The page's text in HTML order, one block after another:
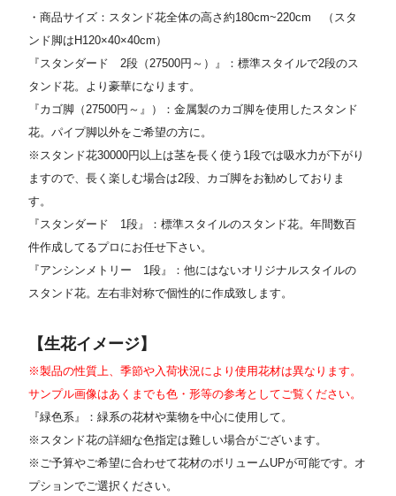
・商品サイズ：スタンド花全体の高さ約180cm~220cm
（スタ
ンド脚はH120×40×40cm）
『スタンダード 2段（27500円～）』：標準スタイルで2段のス
タンド花。より豪華になります。
『カゴ脚（27500円～』）：金属製のカゴ脚を使用したスタンド
花。パイプ脚以外をご希望の方に。
※スタンド花30000円以上は茎を長く使う1段では吸水力が下がり
ますので、長く楽しむ場合は2段、カゴ脚をお勧めしておりま
す。
『スタンダード 1段』：標準スタイルのスタンド花。年間数百
件作成してるプロにお任せ下さい。
『アンシンメトリー 1段』：他にはないオリジナルスタイルの
スタンド花。左右非対称で個性的に作成致します。
【生花イメージ】
※製品の性質上、季節や入荷状況により使用花材は異なります。
サンプル画像はあくまでも色・形等の参考としてご覧ください。
『緑色系』：緑系の花材や葉物を中心に使用して。
※スタンド花の詳細な色指定は難しい場合がございます。
※ご予算やご希望に合わせて花材のボリュームUPが可能です。オ
プションでご選択ください。